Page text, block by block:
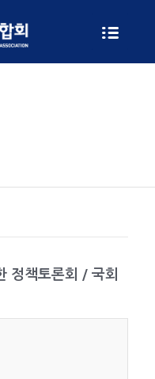
정책토론회 / 국회